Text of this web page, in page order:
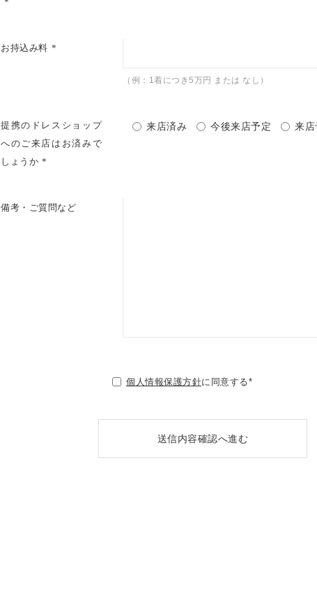
お持込み料
（例：1着につき5万円 または なし）
提携のドレスショップ
へのご来店はお済みで
しょうか
来店済み 今後来店予定 来店
備考・ご質問など
個人情報保護方針に同意する*